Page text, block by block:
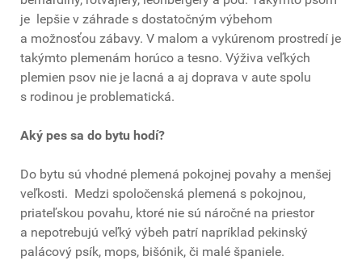
je lepšie v záhrade s dostatočným výbehom
a možnosťou zábavy. V malom a vykúrenom prostredí je
takýmto plemenám horúco a tesno. Výživa veľkých
plemien psov nie je lacná a aj doprava v aute spolu
s rodinou je problematická.
Aký pes sa do bytu hodí?
Do bytu sú vhodné plemená pokojnej povahy a menšej
veľkosti. Medzi spoločenská plemená s pokojnou,
priateľskou povahu, ktoré nie sú náročné na priestor
a nepotrebujú veľký výbeh patrí napríklad pekinský
palácový psík, mops, bišónik, či malé španiele.